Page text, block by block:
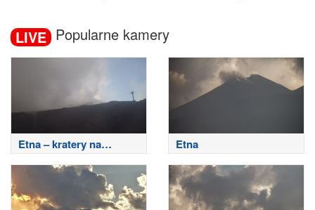
LIVE Popularne kamery
Etna – kratery na
szczycie
Etna